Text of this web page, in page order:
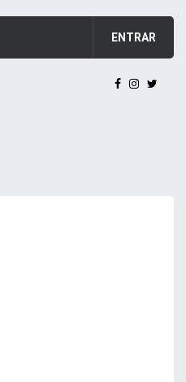
ENTRAR